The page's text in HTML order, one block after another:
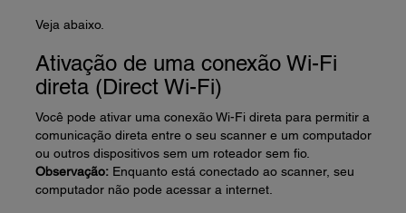
Veja abaixo.
Ativação de uma conexão Wi-Fi
direta (Direct Wi-Fi)
Você pode ativar uma conexão Wi-Fi direta para permitir a
comunicação direta entre o seu scanner e um computador
ou outros dispositivos sem um roteador sem fio.
Observação: Enquanto está conectado ao scanner, seu
computador não pode acessar a internet.